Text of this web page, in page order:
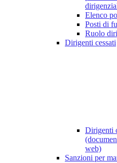
Elenco
Posti di
Ruolo
Dirigenti cessati
Dirigenti
web)
Sanzioni per